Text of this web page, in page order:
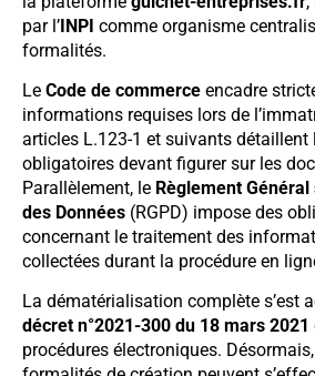
par l’INPI comme organisme
formalités.
Le Code de commerce encadre
informations requises lors de
articles L.123-1 et suivants détaillent
obligatoires devant figurer sur les
Parallèlement, le Règlement
des Données (RGPD) impose des
concernant le traitement des
collectées durant la procédure en
La dématérialisation complète s’est
décret n°2021-300 du 18 mars 2021
procédures électroniques.